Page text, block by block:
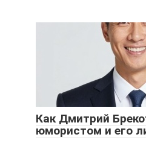
Как Дмитрий
юмористом и его